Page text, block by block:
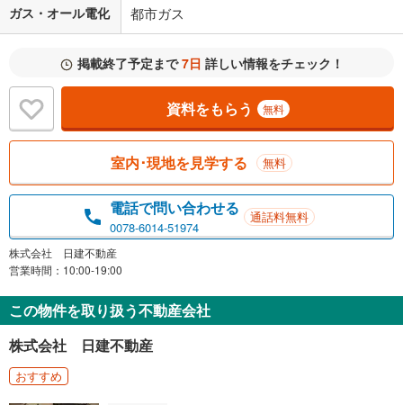
ガス・オール電化 都市ガス
掲載終了予定まで7日 詳しい情報をチェック！
資料をもらう 無料
室内･現地を見学する 無料
電話で問い合わせる
0078-6014-51974
通話料無料
株式会社 日建不動産
営業時間：10:00-19:00
この物件を取り扱う不動産会社
株式会社 日建不動産
おすすめ